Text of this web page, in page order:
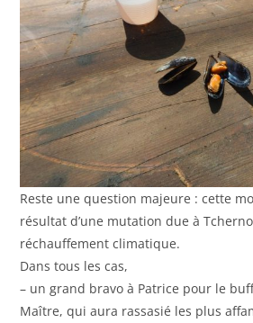
Reste une question majeure : cette
résultat d’une mutation due à
réchauffement climatique.
Dans tous les cas,
– un grand bravo à Patrice pour le
Maître, qui aura rassasié les plus